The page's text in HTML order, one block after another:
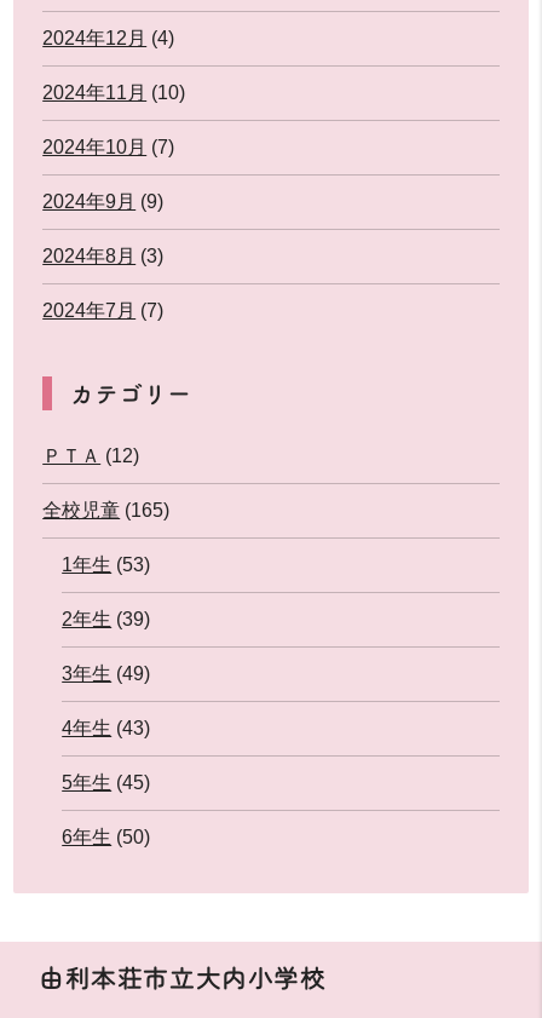
2024年12月 (4)
2024年11月 (10)
2024年10月 (7)
2024年9月 (9)
2024年8月 (3)
2024年7月 (7)
カテゴリー
ＰＴＡ (12)
全校児童 (165)
1年生 (53)
2年生 (39)
3年生 (49)
4年生 (43)
5年生 (45)
6年生 (50)
由利本荘市立大内小学校